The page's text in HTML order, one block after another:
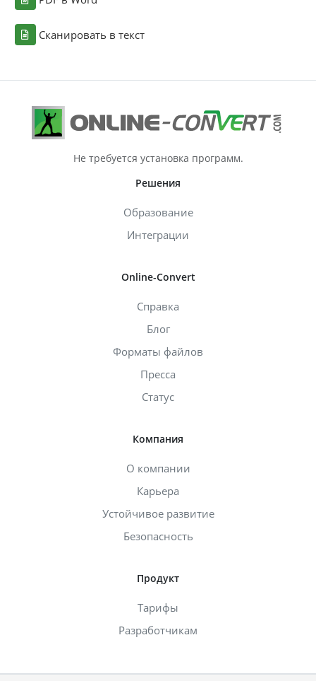
Сканировать в текст
Не требуется установка программ.
Решения
Образование
Интеграции
Online-Convert
Справка
Блог
Форматы файлов
Пресса
Статус
Компания
О компании
Карьера
Устойчивое развитие
Безопасность
Продукт
Тарифы
Разработчикам